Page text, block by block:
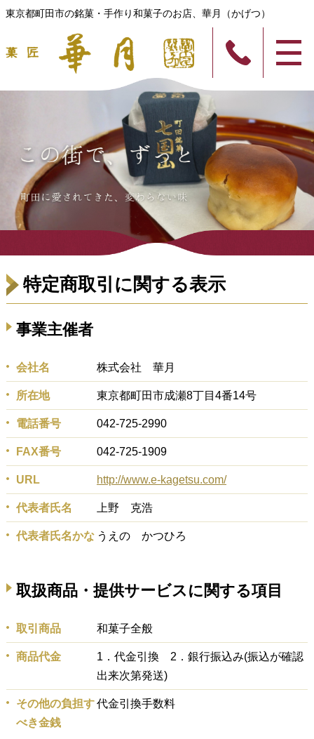
東京都町田市の銘菓・手作り和菓子のお店、華月（かげつ）
特定商取引に関する表示
事業主催者
会社名 株式会社 華月
所在地 東京都町田市成瀬8丁目4番14号
電話番号 042-725-2990
FAX番号 042-725-1909
URL http://www.e-kagetsu.com/
代表者氏名 上野 克浩
代表者氏名かな うえの かつひろ
取扱商品・提供サービスに関する項目
取引商品 和菓子全般
商品代金
1．代金引換 2．銀行振込み(振込が確認
出来次第発送)
その他の負担す
べき金銭
代金引換手数料